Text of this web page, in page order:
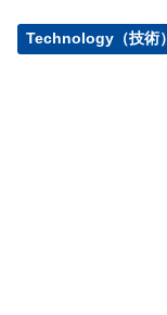
Technology（技術）